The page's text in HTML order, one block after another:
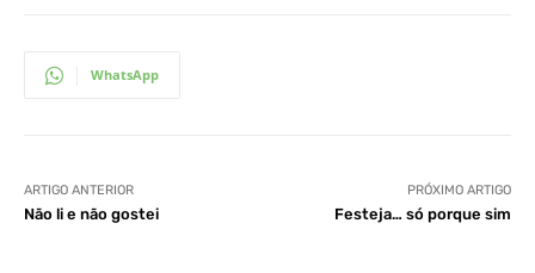
WhatsApp
ARTIGO ANTERIOR
Não li e não gostei
PRÓXIMO ARTIGO
Festeja… só porque sim